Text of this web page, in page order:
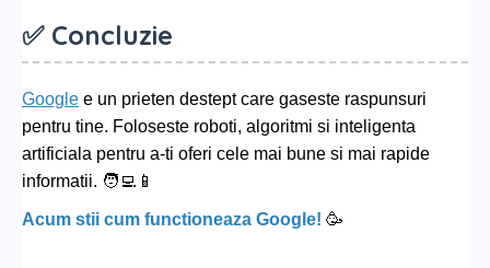
✅ Concluzie
Google e un prieten destept care gaseste raspunsuri
pentru tine. Foloseste roboti, algoritmi si inteligenta
artificiala pentru a-ti oferi cele mai bune si mai rapide
informatii. 🧑‍💻📱
Acum stii cum functioneaza Google! 🥳